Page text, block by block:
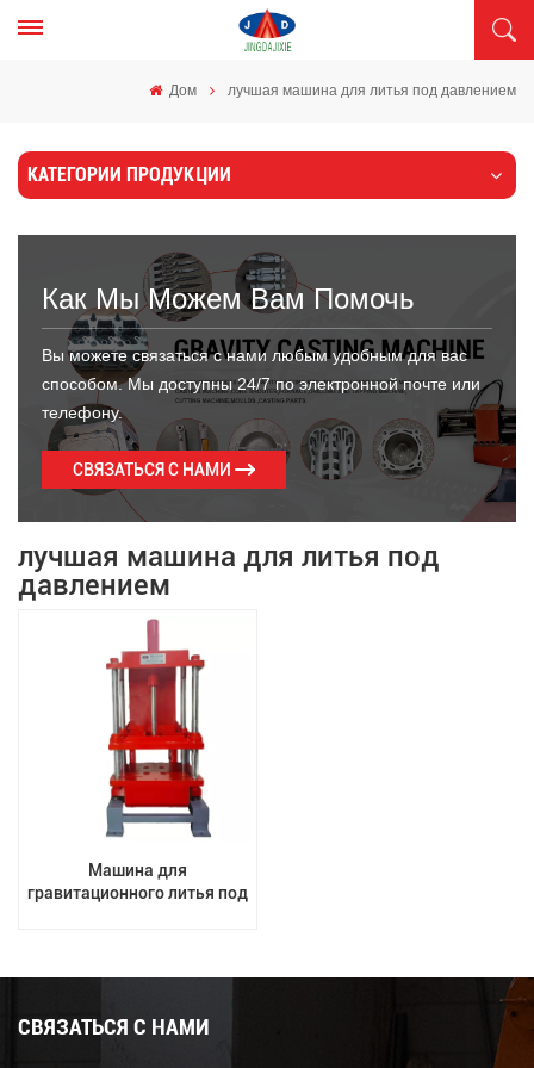
Дом лучшая машина для литья под давлением
КАТЕГОРИИ ПРОДУКЦИИ
Как Мы Можем Вам Помочь
Вы можете связаться с нами любым удобным для вас
способом. Мы доступны 24/7 по электронной почте или
телефону.
СВЯЗАТЬСЯ С НАМИ
лучшая машина для литья под
давлением
Машина для
гравитационного литья под
СВЯЗАТЬСЯ С НАМИ